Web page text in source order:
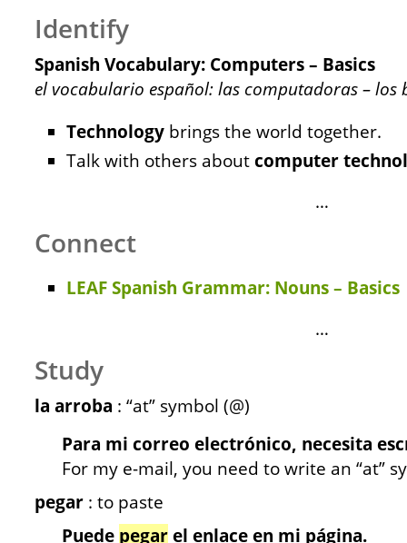
Identify
Spanish Vocabulary: Computers – Basics
el vocabulario español: las computadoras – los
Technology brings the world together.
Talk with others aboutcomputer
…
Connect
LEAF Spanish Grammar: Nouns – Basics
…
Study
la arroba : “at” symbol (@)
Para mi correo electrónico, necesita
For my e-mail, you need to write an “at”
pegar : to paste
Puede pegarel enlace en mi página.